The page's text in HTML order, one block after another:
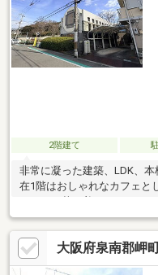
2階建て
非常に凝った建築、LDK、
在1階はおしゃれなカフェと
徒歩圏内で便利
大阪府泉南郡岬